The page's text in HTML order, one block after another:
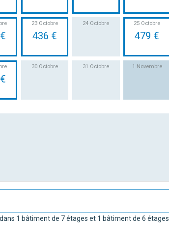
23 Octobre
436 €
24 Octobre 25 Octobre
479 €
30 Octobre 31 Octobre 1 Novembre
1 bâtiment de 7 étages et 1 bâtiment de 6 étages